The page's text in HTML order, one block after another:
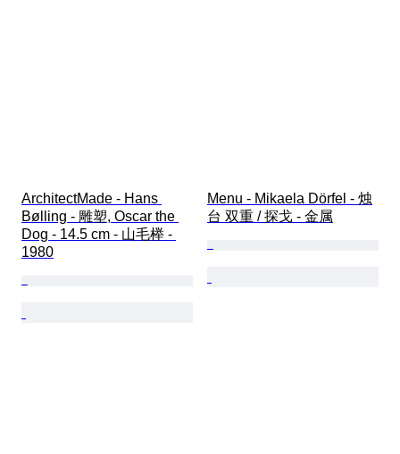
ArchitectMade - Hans
Bølling - 雕塑, Oscar the
Dog - 14.5 cm - 山毛榉 -
1980
Menu - Mikaela Dörfel - 烛
台 双重 / 探戈 - 金属